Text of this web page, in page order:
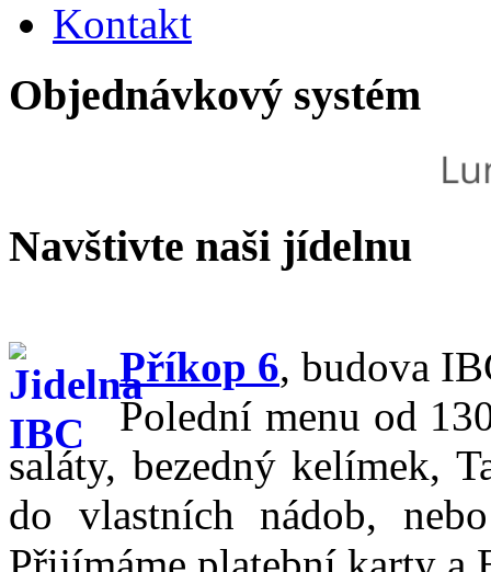
Kontakt
Objednávkový systém
Navštivte naši jídelnu
Příkop 6, budova
Polední menu od
saláty, bezedný kelímek,
do vlastních nádob,